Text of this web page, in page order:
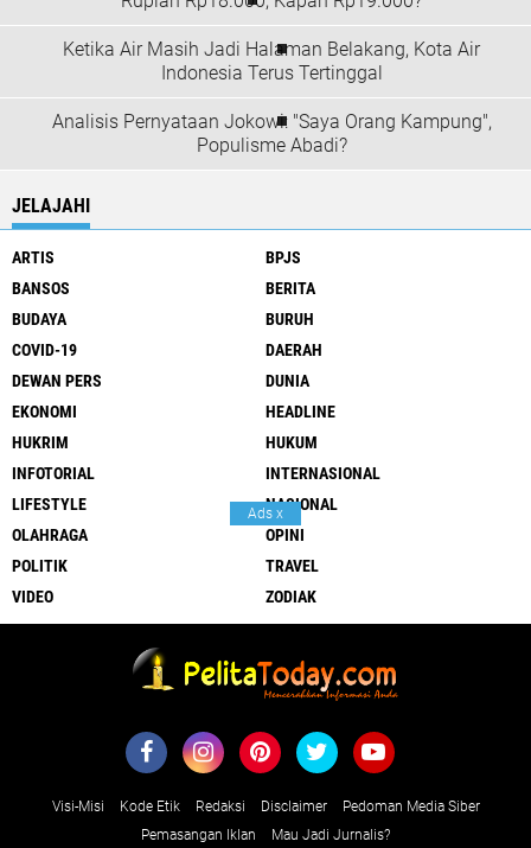
Ketika Air Masih Jadi Halaman Belakang, Kota Air
Indonesia Terus Tertinggal
Analisis Pernyataan Jokowi: "Saya Orang Kampung",
Populisme Abadi?
JELAJAHI
ARTIS
BPJS
BANSOS
BERITA
BUDAYA
BURUH
COVID-19
DAERAH
DEWAN PERS
DUNIA
EKONOMI
HEADLINE
HUKRIM
HUKUM
INFOTORIAL
INTERNASIONAL
LIFESTYLE
NASIONAL
OLAHRAGA
OPINI
POLITIK
TRAVEL
VIDEO
ZODIAK
Visi-Misi Kode Etik Redaksi Disclaimer
Pedoman Media Siber
Pemasangan Iklan
Mau Jadi Jurnalis?
Ads x